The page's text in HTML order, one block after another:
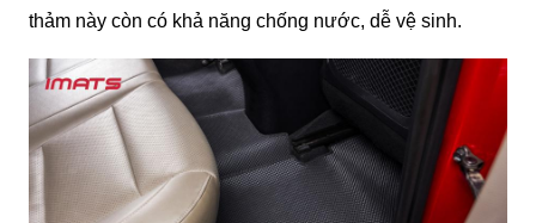
thảm này còn có khả năng chống nước, dễ vệ sinh.